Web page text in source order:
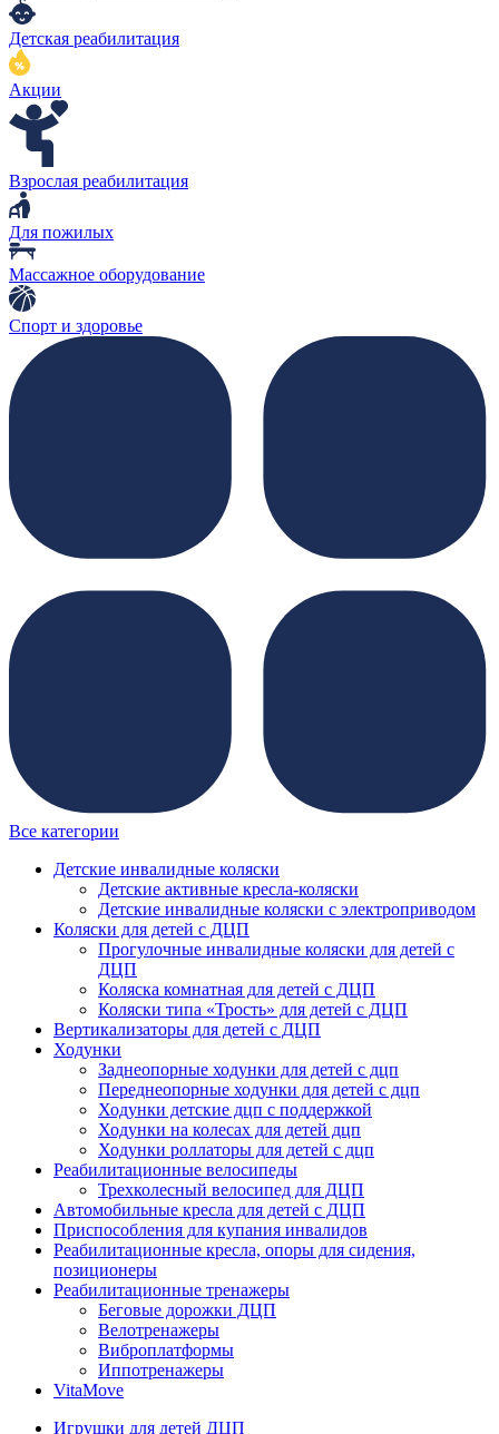
Детская реабилитация
Акции
Взрослая реабилитация
Для пожилых
Массажное оборудование
Спорт и здоровье
Все категории
Детские инвалидные коляски
Детские активные кресла-коляски
Детские инвалидные коляски с электроприводом
Коляски для детей с ДЦП
Прогулочные инвалидные коляски для детей с
ДЦП
Коляска комнатная для детей с ДЦП
Коляски типа «Трость» для детей с ДЦП
Вертикализаторы для детей с ДЦП
Ходунки
Заднеопорные ходунки для детей с дцп
Переднеопорные ходунки для детей с дцп
Ходунки детские дцп с поддержкой
Ходунки на колесах для детей дцп
Ходунки роллаторы для детей с дцп
Реабилитационные велосипеды
Трехколесный велосипед для ДЦП
Автомобильные кресла для детей с ДЦП
Приспособления для купания инвалидов
Реабилитационные кресла, опоры для сидения,
позиционеры
Реабилитационные тренажеры
Беговые дорожки ДЦП
Велотренажеры
Виброплатформы
Иппотренажеры
VitaMove
Игрушки для детей ДЦП